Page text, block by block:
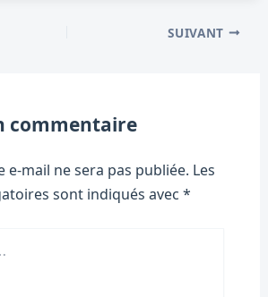
SUIVANT
commentaire
e-mail ne sera pas publiée. Les
sont indiqués avec *